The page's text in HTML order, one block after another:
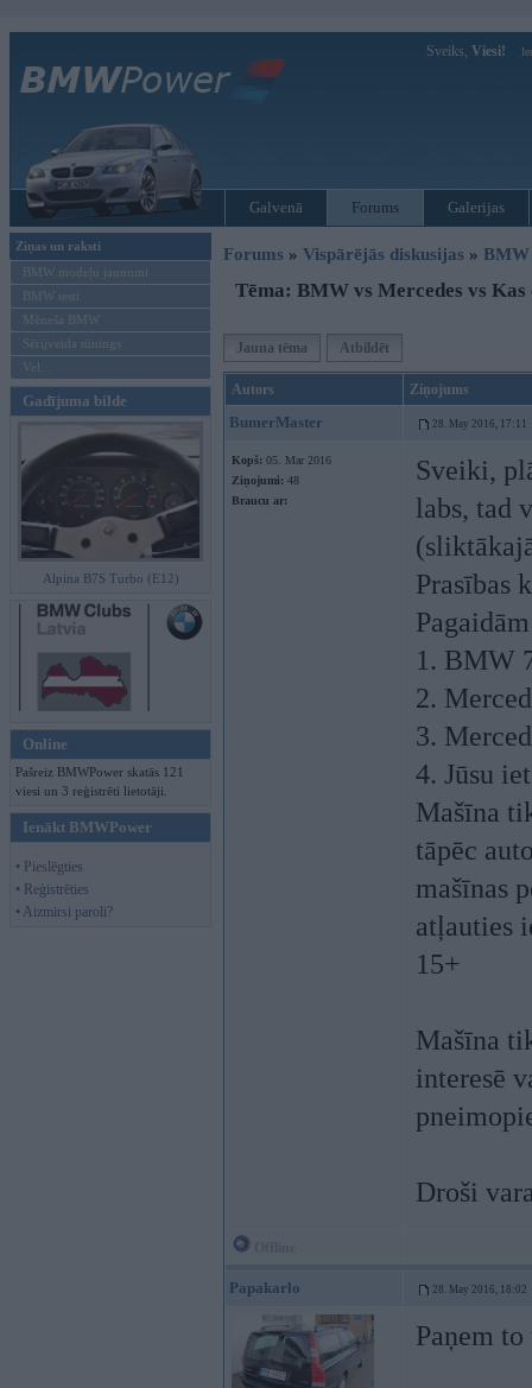
Sveiks, Viesi!
Galvenā Forums Galerijas
Ziņas un raksti
BMW modeļu jaunumi
BMW testi
Mēneša BMW
Sērijveida tūnings
Vel...
Gadījuma bilde
Alpina B7S Turbo (E12)
Online
Pašreiz BMWPower skatās 121
viesi un 3 reģistrēti lietotāji.
Ienākt BMWPower
• Pieslēgties
• Reģistrēties
• Aizmirsi paroli?
Forums » Vispārējās diskusijas »
Tēma: BMW vs Mercedes vs Kas
Jauna tēma Atbildēt
Autors Ziņojums
BumerMaster 28. May 2016, 17:11
Kopš: 05. Mar 2016
Ziņojumi: 48
Braucu ar:
Sveiki,
labs, tad
Prasības
1. BMW
2.
3.
4. Jūsu
Mašīna
tāpēc
mašīnas
atļauties
15+
Mašīna
interesē
Droši
Papakarlo 28. May 2016, 18:02
Paņem